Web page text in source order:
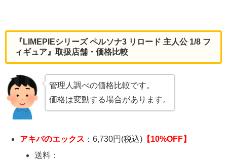
『LIMEPIEシリーズ ペルソナ3 リロード 主人公 1/8 フ
ィギュア』取扱店舗・価格比較
管理人調べの価格比較です。
価格は変動する場合があります。
アキバのエックス ：6,730円(税込) 【10%OFF】
送料：